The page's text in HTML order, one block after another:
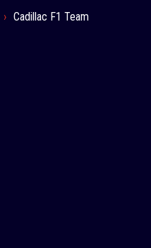
Cadillac F1 Team